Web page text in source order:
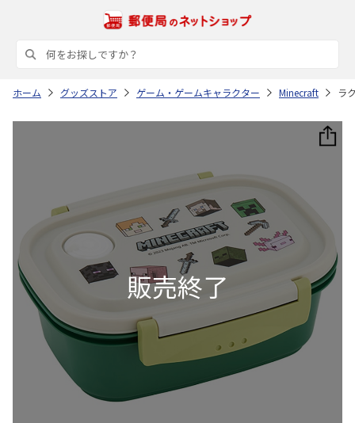
ホーム グッズストア ゲーム・ゲームキャラクター Minecraft ラ